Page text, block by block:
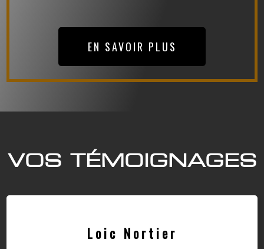
EN SAVOIR PLUS
VOS TÉMOIGNAGES
Loic Nortier